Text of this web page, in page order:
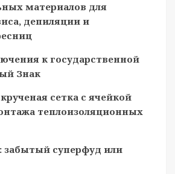
материалов для
депиляции и
к государственной
Знак
сетка с ячейкой
теплоизоляционных
забытый суперфуд или